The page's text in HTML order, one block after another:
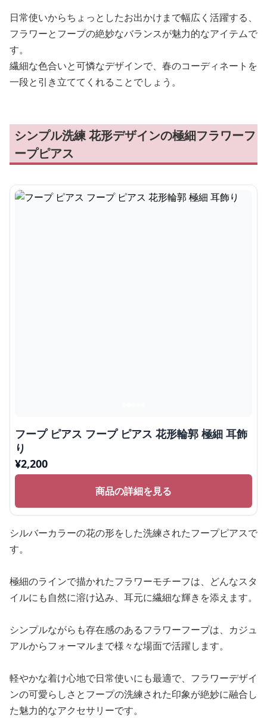
日常使いからちょっとしたお出かけまで幅広く活躍する、
フラワーとフープの絶妙なバランスが魅力的なアイテムで
す。
繊細な色合いと可憐なデザインで、春のコーディネートを
一段と引き立ててくれることでしょう。
シンプル洗練 花形デザインの極細フラワーフ
ープピアス
フープ ピアス フープ ピアス 花形輪郭 極細 耳飾
り
¥2,200
商品の詳細を見る
シルバーカラーの花の形をした洗練されたフープピアスで
す。
極細のラインで描かれたフラワーモチーフは、どんなスタ
イルにも自然に溶け込み、耳元に繊細な輝きを添えます。
シンプルながらも存在感のあるフラワーフープは、カジュ
アルからフォーマルまで様々な場面で活躍します。
軽やかな着け心地で日常使いにも最適で、フラワーデザイ
ンの可愛らしさとフープの洗練された印象が絶妙に融合し
た魅力的なアクセサリーです。